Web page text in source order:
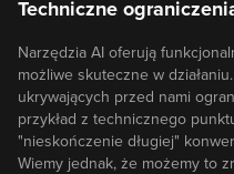
Techniczne
Narzędzia AI oferują
możliwe skuteczne w
ukrywających przed nami
przykład z technicznego
"nieskończenie długiej"
Wiemy jednak, że możemy to